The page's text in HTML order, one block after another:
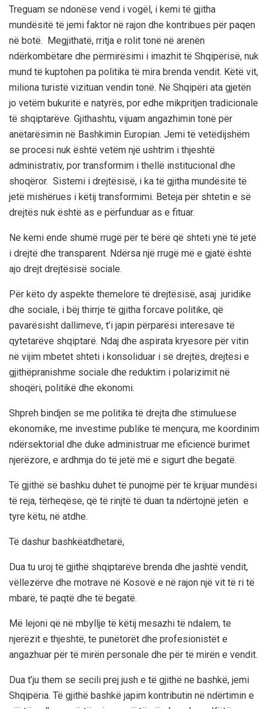
Treguam se ndonëse vend i vogël, i kemi të gjitha
mundësitë të jemi faktor në rajon dhe kontribues për paqen
në botë. Megjithatë, rritja e rolit tonë në arenën
ndërkombëtare dhe përmirësimi i imazhit të Shqipërisë, nuk
mund të kuptohen pa politika të mira brenda vendit. Këtë vit,
miliona turistë vizituan vendin tonë. Në Shqipëri ata gjetën
jo vetëm bukuritë e natyrës, por edhe mikpritjen tradicionale
të shqiptarëve. Gjithashtu, vijuam angazhimin tonë për
anëtarësimin në Bashkimin Europian. Jemi të vetëdijshëm
se procesi nuk është vetëm një ushtrim i thjeshtë
administrativ, por transformim i thellë institucional dhe
shoqëror. Sistemi i drejtësisë, i ka të gjitha mundësitë të
jetë mishërues i këtij transformimi. Beteja për shtetin e së
drejtës nuk është as e përfunduar as e fituar.
Ne kemi ende shumë rrugë për të bërë që shteti ynë të jetë
i drejtë dhe transparent. Ndërsa një rrugë më e gjatë është
ajo drejt drejtësisë sociale.
Për këto dy aspekte themelore të drejtësisë, asaj juridike
dhe sociale, i bëj thirrje të gjitha forcave politike, që
pavarësisht dallimeve, t’i japin përparësi interesave të
qytetarëve shqiptarë. Ndaj dhe aspirata kryesore për vitin
në vijim mbetet shteti i konsoliduar i së drejtës, drejtësi e
gjithëpranishme sociale dhe reduktim i polarizimit në
shoqëri, politikë dhe ekonomi.
Shpreh bindjen se me politika të drejta dhe stimuluese
ekonomike, me investime publike të mençura, me koordinim
ndërsektorial dhe duke administruar me eficiencë burimet
njerëzore, e ardhmja do të jetë më e sigurt dhe begatë.
Të gjithë së bashku duhet të punojmë për të krijuar mundësi
të reja, tërheqëse, që të rinjtë të duan ta ndërtojnë jetën e
tyre këtu, në atdhe.
Të dashur bashkëatdhetarë,
Dua tu uroj të gjithë shqiptarëve brenda dhe jashtë vendit,
vëllezërve dhe motrave në Kosovë e në rajon një vit të ri të
mbarë, të paqtë dhe të begatë.
Më lejoni që në mbyllje të këtij mesazhi të ndalem, te
njerëzit e thjeshtë, te punëtorët dhe profesionistët e
angazhuar për të mirën personale dhe për të mirën e vendit.
Dua t’ju them se secili prej jush e të gjithë ne bashkë, jemi
Shqipëria. Të gjithë bashkë japim kontributin në ndërtimin e